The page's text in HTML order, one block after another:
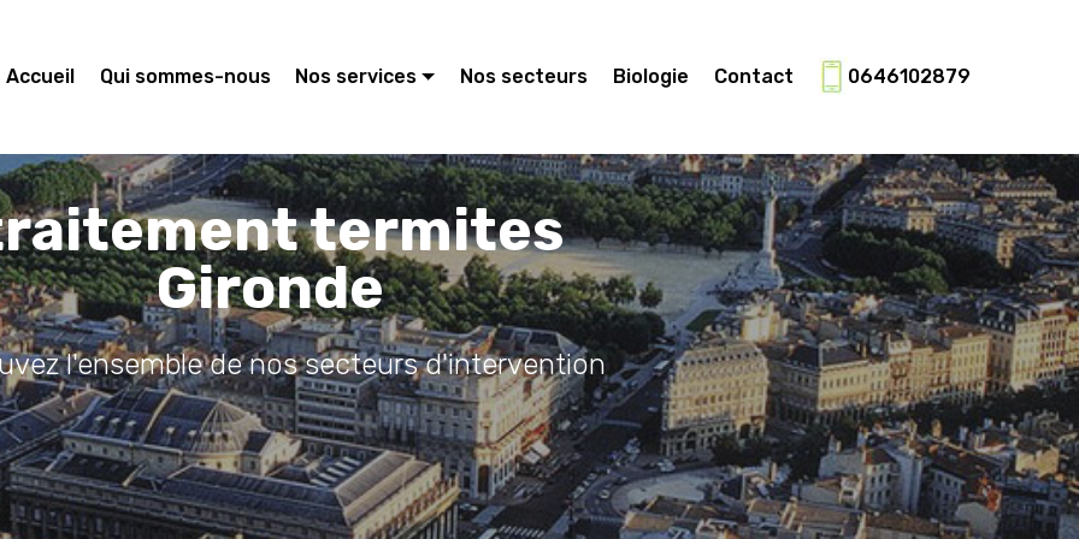
Accueil Qui sommes-nous Nos services Nos secteurs Biologie Contact 0646102879
termites
Gironde
l'ensemble de nos secteurs d'intervention